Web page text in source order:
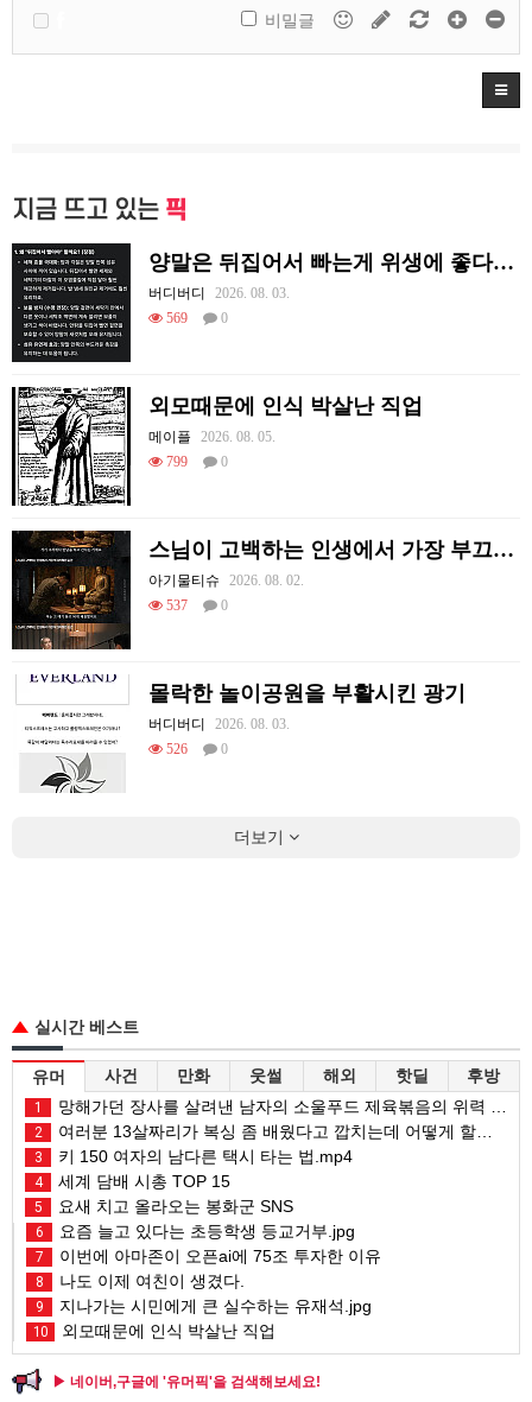
비밀글
지금 뜨고 있는 픽
양말은 뒤집어서 빠는게 위생에 좋다고함
버디버디
2026. 08. 03.
569
0
외모때문에 인식 박살난 직업
메이플
2026. 08. 05.
799
0
스님이 고백하는 인생에서 가장 부끄러웠던 순간
아기물티슈
2026. 08. 02.
537
0
몰락한 놀이공원을 부활시킨 광기
버디버디
2026. 08. 03.
526
0
더보기
실시간 베스트
유머 사건 만화 웃썰 해외 핫딜 후방
1 망해가던 장사를 살려낸 남자의 소울푸드 제육볶음의 위력 ㅋㅋ
2 여러분 13살짜리가 복싱 좀 배웠다고 깝치는데 어떻게 할까요?
3 키 150 여자의 남다른 택시 타는 법.mp4
4 세계 담배 시총 TOP 15
5 요새 치고 올라오는 봉화군 SNS
6 요즘 늘고 있다는 초등학생 등교거부.jpg
7 이번에 아마존이 오픈ai에 75조 투자한 이유
8 나도 이제 여친이 생겼다.
9 지나가는 시민에게 큰 실수하는 유재석.jpg
10 외모때문에 인식 박살난 직업
▶ 네이버,구글에 '유머픽'을 검색해보세요!